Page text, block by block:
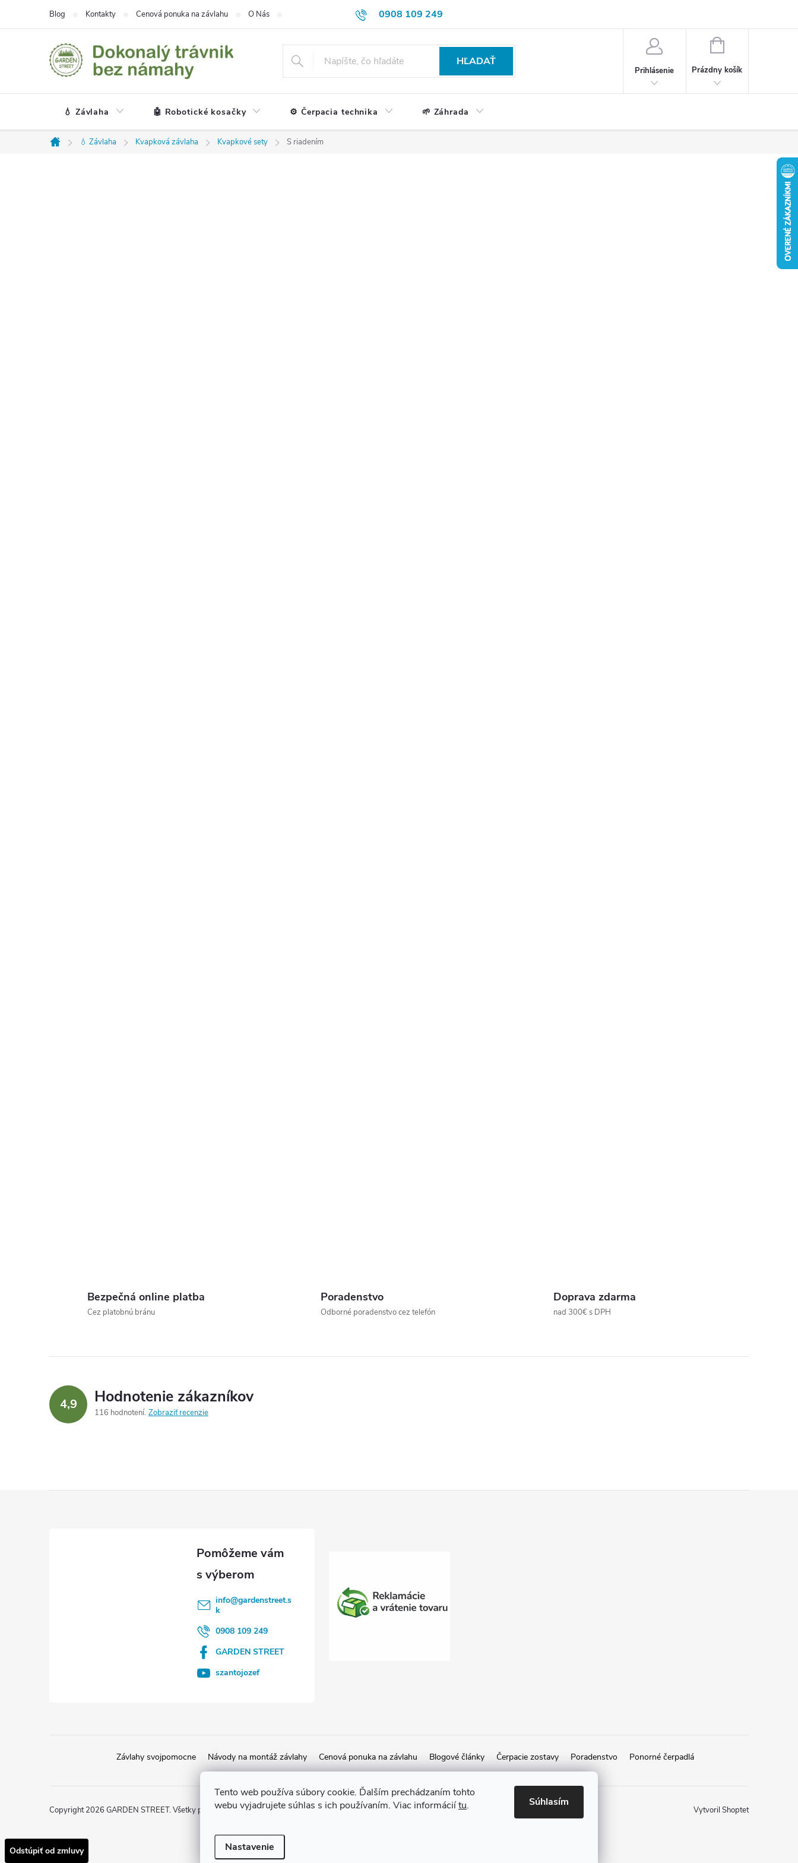
Tento web používa súbory cookie. Ďalším prechádzaním tohto
webu vyjadrujete súhlas s ich používaním. Viac informáciítu.
Nastavenie
Súhlasím
0908 109 249
Blog Kontakty Cenová ponuka na závlahu O Nás Formulár na reklamácie a vrátenie tovaru
HĽADAŤ
Prihlásenie
NÁKUPNÝ
Prázdny košík
💧 Závlaha 🤖 Robotické kosačky ⚙️ Čerpacia technika 🌱 Záhrada
Domov
💧 Závlaha Kvapková závlaha Kvapkové sety S riadením
Bezpečná online platba
Cez platobnú bránu
Poradenstvo
Odborné poradenstvo cez telefón
Doprava zdarma
nad 300€ s DPH
4,9 Hodnotenie zákazníkov
116 hodnotení Zobraziť recenzie
info@gardenstreet.s
k
0908 109 249
GARDEN STREET
szantojozef
Závlahy svojpomocne Návody na montáž závlahy Cenová ponuka na závlahu Blogové články Čerpacie zostavy Poradenstvo Ponorné čerpadlá
Vytvoril Shoptet
Copyright 2026 GARDEN STREET. Všetky práva vyhradené.
Odstúpiť od zmluvy